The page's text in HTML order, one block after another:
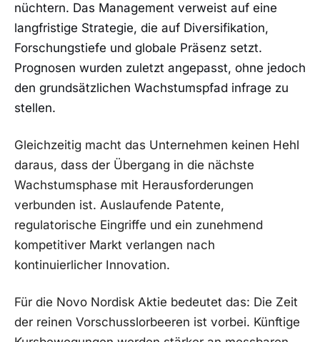
nüchtern. Das Management verweist auf eine
langfristige Strategie, die auf Diversifikation,
Forschungstiefe und globale Präsenz setzt.
Prognosen wurden zuletzt angepasst, ohne jedoch
den grundsätzlichen Wachstumspfad infrage zu
stellen.
Gleichzeitig macht das Unternehmen keinen Hehl
daraus, dass der Übergang in die nächste
Wachstumsphase mit Herausforderungen
verbunden ist. Auslaufende Patente,
regulatorische Eingriffe und ein zunehmend
kompetitiver Markt verlangen nach
kontinuierlicher Innovation.
Für die Novo Nordisk Aktie bedeutet das: Die Zeit
der reinen Vorschusslorbeeren ist vorbei. Künftige